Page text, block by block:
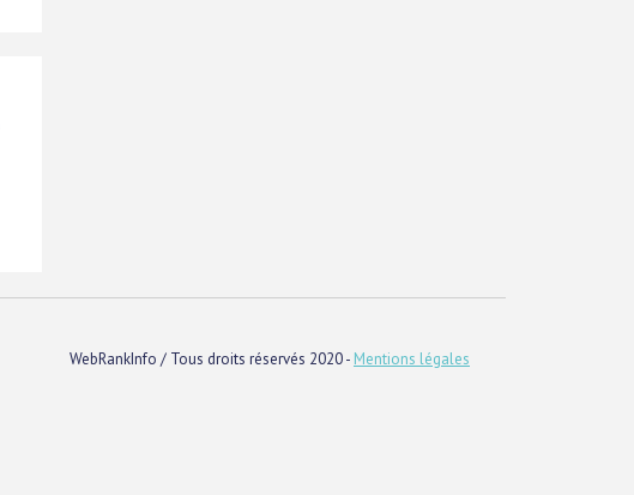
WebRankInfo / Tous droits réservés 2020 - Mentions légales